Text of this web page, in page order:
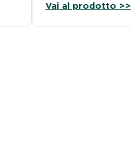
Vai al prodotto >>